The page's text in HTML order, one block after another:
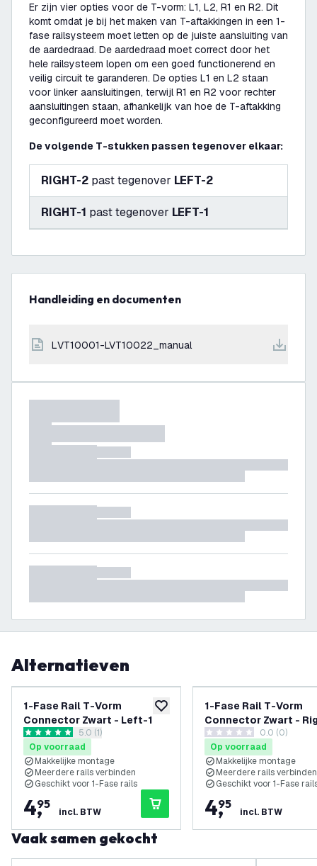
Er zijn vier opties voor de T-vorm: L1, L2, R1 en R2. Dit
komt omdat je bij het maken van T-aftakkingen in een 1-
fase railsysteem moet letten op de juiste aansluiting van
de aardedraad. De aardedraad moet correct door het
hele railsysteem lopen om een goed functionerend en
veilig circuit te garanderen. De opties L1 en L2 staan
voor linker aansluitingen, terwijl R1 en R2 voor rechter
aansluitingen staan, afhankelijk van hoe de T-aftakking
geconfigureerd moet worden.
De volgende T-stukken passen tegenover elkaar:
RIGHT-2 past tegenover LEFT-2
RIGHT-1 past tegenover LEFT-1
Handleiding en documenten
LVT10001-LVT10022_manual
Alternatieven
toevoegen aan verlanglijst
1-Fase Rail T-Vorm
Connector Zwart - Left-1
reviews drawer openen
5 score sterren5.0 (1)
Op voorraad
Makkelijke montage
Meerdere rails verbinden
Geschikt voor 1-Fase rails
4,
95
incl. BTW
1-Fase Rail T-Vorm
Connector Zwart -
0 score sterren0.0 (0)
Op voorraad
Makkelijke montage
Meerdere rails verbinden
Geschikt voor 1-Fase
4,
95
incl. BTW
Vaak samen gekocht